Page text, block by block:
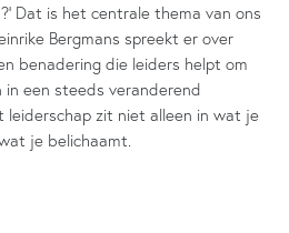
Dat is het centrale thema van ons
Bergmans spreekt er over
benadering die leiders helpt om
een steeds veranderend
leiderschap zit niet alleen in wat je
je belichaamt.